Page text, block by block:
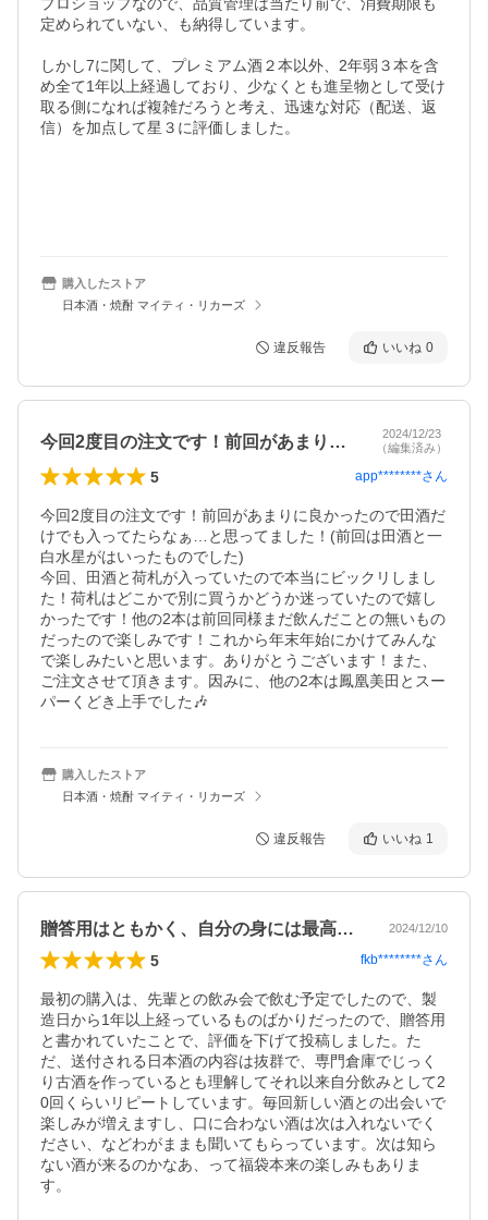
定められていない、も納得しています。
しかし7に関して、プレミアム酒２本以外、2年弱３本を含
め全て1年以上経過しており、少なくとも進呈物として受け
取る側になれば複雑だろうと考え、迅速な対応（配送、返
信）を加点して星３に評価しました。
購入したストア
日本酒・焼酎 マイティ・リカーズ
違反報告 いいね 0
今回2度目の注文です！前回があまりに良…
2024/12/23
（編集済み）
5 app********さん
今回2度目の注文です！前回があまりに良かったので田酒だ
けでも入ってたらなぁ…と思ってました！(前回は田酒と一
白水星がはいったものでした)
今回、田酒と荷札が入っていたので本当にビックリしまし
た！荷札はどこかで別に買うかどうか迷っていたので嬉し
かったです！他の2本は前回同様まだ飲んだことの無いもの
だったので楽しみです！これから年末年始にかけてみんな
で楽しみたいと思います。ありがとうございます！また、
ご注文させて頂きます。因みに、他の2本は鳳凰美田とスー
パーくどき上手でした🎶
購入したストア
日本酒・焼酎 マイティ・リカーズ
違反報告 いいね 1
贈答用はともかく、自分の身には最高です 2024/12/10
5 fkb********さん
最初の購入は、先輩との飲み会で飲む予定でしたので、製
造日から1年以上経っているものばかりだったので、贈答用
と書かれていたことで、評価を下げて投稿しました。た
だ、送付される日本酒の内容は抜群で、専門倉庫でじっく
り古酒を作っているとも理解してそれ以来自分飲みとして2
0回くらいリピートしています。毎回新しい酒との出会いで
楽しみが増えますし、口に合わない酒は次は入れないでく
ださい、などわがままも聞いてもらっています。次は知ら
ない酒が来るのかなあ、って福袋本来の楽しみもありま
す。